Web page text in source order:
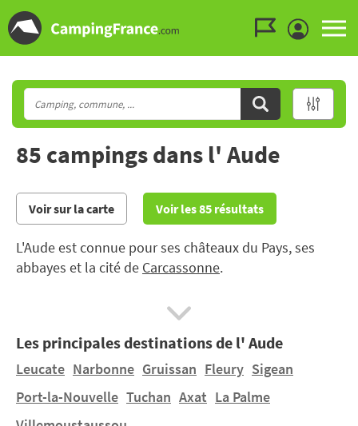
85 campings dans l' Aude
Voir sur la carte Voir les 85 résultats
L'Aude est connue pour ses châteaux du Pays, ses
abbayes et la cité de Carcassonne.
A proximité de votre mobil home, situé dans un
à la rencontre des stations balnéaires des Corbières
Maritimes, sur les rives de la Méditerranée, ou
déguster le vins des Corbières. L'Aude offre des
panoramas exceptionnels, propices à la balade et à la
Les principales destinations de l' Aude
Leucate Narbonne Gruissan Fleury Sigean
Port-la-Nouvelle Tuchan Axat La Palme